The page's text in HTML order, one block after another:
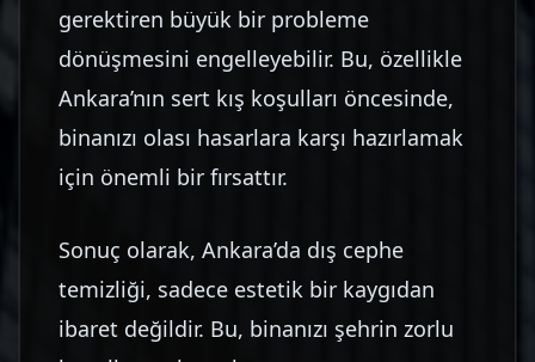
gerektiren büyük bir probleme
dönüşmesini engelleyebilir. Bu, özellikle
Ankara’nın sert kış koşulları öncesinde,
binanızı olası hasarlara karşı hazırlamak
için önemli bir fırsattır.
Sonuç olarak, Ankara’da dış cephe
temizliği, sadece estetik bir kaygıdan
ibaret değildir. Bu, binanızı şehrin zorlu